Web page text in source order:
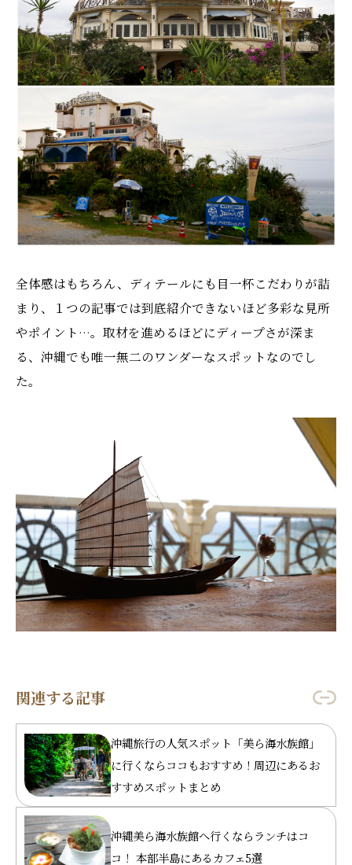
全体感はもちろん、ディテールにも目一杯こだわりが詰
まり、１つの記事では到底紹介できないほど多彩な見所
やポイント…。取材を進めるほどにディープさが深ま
る、沖縄でも唯一無二のワンダーなスポットなのでし
た。
関連する記事
沖縄旅行の人気スポット「美ら海水族館」
に行くならココもおすすめ！周辺にあるお
すすめスポットまとめ
沖縄美ら海水族館へ行くならランチはコ
コ！ 本部半島にあるカフェ5選